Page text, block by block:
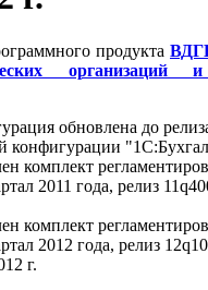
продукта
организаций
обновлена до
конфигурации
комплект
2011 года, релиз
комплект
2012 года, релиз
г.